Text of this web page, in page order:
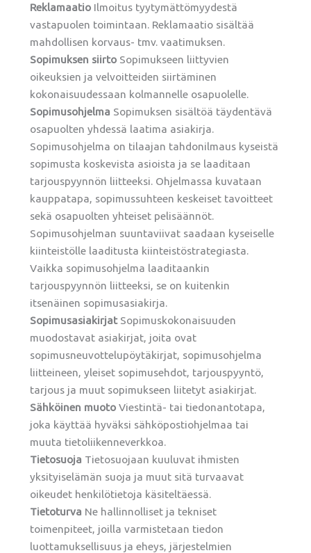
Reklamaatio Ilmoitus tyytymättömyydestä
vastapuolen toimintaan. Reklamaatio sisältää
mahdollisen korvaus- tmv. vaatimuksen.
Sopimuksen siirto Sopimukseen liittyvien
oikeuksien ja velvoitteiden siirtäminen
kokonaisuudessaan kolmannelle osapuolelle.
Sopimusohjelma Sopimuksen sisältöä täydentävä
osapuolten yhdessä laatima asiakirja.
Sopimusohjelma on tilaajan tahdonilmaus kyseistä
sopimusta koskevista asioista ja se laaditaan
tarjouspyynnön liitteeksi. Ohjelmassa kuvataan
kauppatapa, sopimussuhteen keskeiset tavoitteet
sekä osapuolten yhteiset pelisäännöt.
Sopimusohjelman suuntaviivat saadaan kyseiselle
kiinteistölle laaditusta kiinteistöstrategiasta.
Vaikka sopimusohjelma laaditaankin
tarjouspyynnön liitteeksi, se on kuitenkin
itsenäinen sopimusasiakirja.
SopimusasiakirjatSopimuskokonaisuuden
muodostavat asiakirjat, joita ovat
sopimusneuvottelupöytäkirjat, sopimusohjelma
liitteineen, yleiset sopimusehdot, tarjouspyyntö,
tarjous ja muut sopimukseen liitetyt asiakirjat.
Sähköinen muoto Viestintä- tai tiedonantotapa,
joka käyttää hyväksi sähköpostiohjelmaa tai
muuta tietoliikenneverkkoa.
Tietosuoja Tietosuojaan kuuluvat ihmisten
yksityiselämän suoja ja muut sitä turvaavat
oikeudet henkilötietoja käsiteltäessä.
Tietoturva Ne hallinnolliset ja tekniset
toimenpiteet, joilla varmistetaan tiedon
luottamuksellisuus ja eheys, järjestelmien